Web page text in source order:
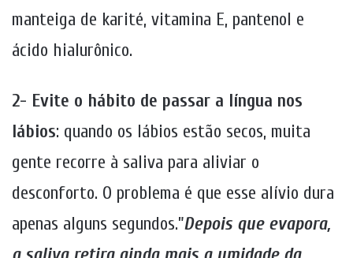
manteiga de karité, vitamina E, pantenol e
ácido hialurônico.
2- Evite o hábito de passar a língua nos
lábios: quando os lábios estão secos, muita
gente recorre à saliva para aliviar o
desconforto. O problema é que esse alívio dura
apenas alguns segundos.”Depois que evapora,